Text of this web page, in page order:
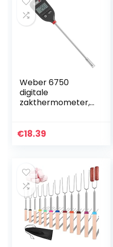
Weber 6750
digitale
zakthermometer,
€18.39